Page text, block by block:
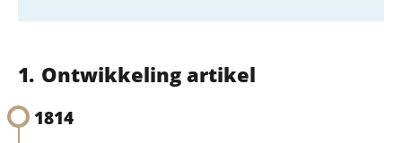
Ontwikkeling artikel
1814